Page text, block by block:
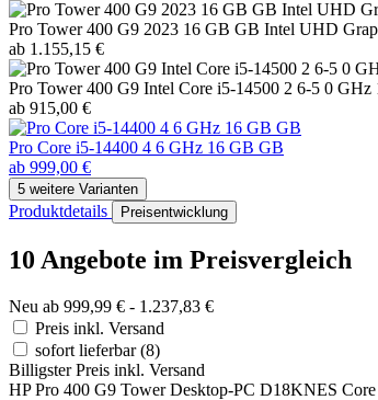
Pro Tower 400 G9 2023 16 GB GB Intel UHD
ab 1.155,15 €
Pro Tower 400 G9 Intel Core i5-14500 2 6-5 0
ab 915,00 €
Pro Core i5-14400 4 6 GHz 16 GB GB
ab 999,00 €
5 weitere Varianten
Produktdetails Preisentwicklung
10 Angebote im Preisvergleich
Neu ab 999,99 € - 1.237,83 €
Preis inkl. Versand
sofort lieferbar(8)
Billigster Preis inkl. Versand
HP Pro 400 G9 Tower Desktop-PC D18KNES